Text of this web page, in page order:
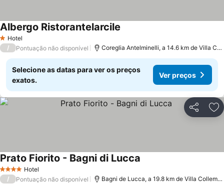
1 Estrelas
Hotel
Albergo Ristorantelarcile
/ Pontuação não disponível Coreglia Antelminelli, a 14.6 km de Villa Collemandina
Selecione as datas para ver os preços
exatos.
Ver preços
Partilhar
4 EstrelasHotel
Prato Fiorito - Bagni di Lucca
/ Pontuação não disponível Bagni de Lucca, a 19.8 km de Villa Collemandina